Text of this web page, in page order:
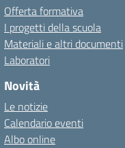
Offerta formativa
I progetti della scuola
Materiali e altri documenti
Laboratori
Novità
Le notizie
Calendario eventi
Albo online